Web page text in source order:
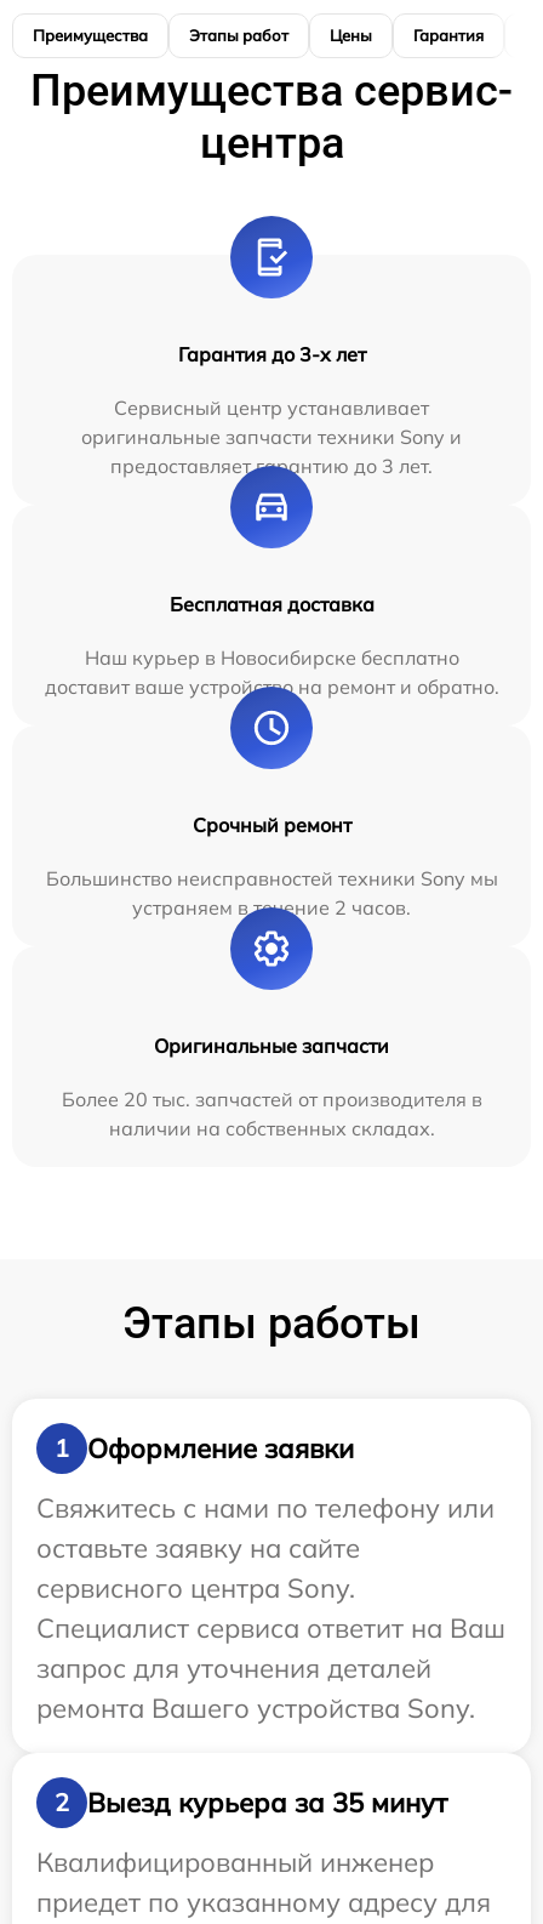
Преимущества Этапы работ Цены Гарантия
Преимущества сервис-
центра
Гарантия до 3-х лет
Сервисный центр устанавливает
оригинальные запчасти техники Sony и
предоставляет гарантию до 3 лет.
Бесплатная доставка
Наш курьер в Новосибирске бесплатно
доставит ваше устройство на ремонт и обратно.
Срочный ремонт
Большинство неисправностей техники Sony мы
устраняем в течение 2 часов.
Оригинальные запчасти
Более 20 тыс. запчастей от производителя в
наличии на собственных складах.
Этапы работы
1
Оформление заявки
Свяжитесь с нами по телефону или
оставьте заявку на сайте
сервисного центра Sony.
Специалист сервиса ответит на Ваш
запрос для уточнения деталей
ремонта Вашего устройства Sony.
2
Выезд курьера за 35 минут
Квалифицированный инженер
приедет по указанному адресу для